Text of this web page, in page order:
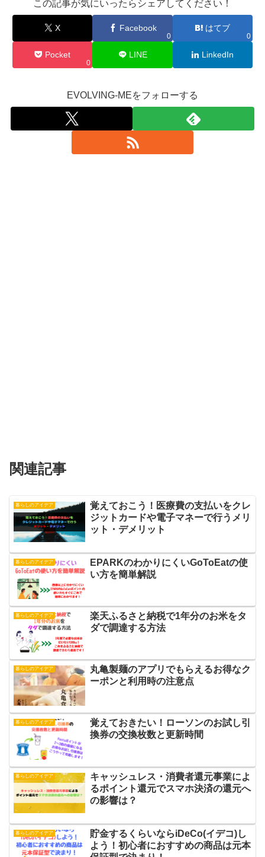
この記事が気にいったらシェアしてください！
X Facebook
0
はてブ
0
Pocket
0
LINE LinkedIn
EVOLVING-MEをフォローする
関連記事
暮らしのアイデア
覚えておこう！医療費の支払いをクレ
ジットカードや電子マネーで行うメリ
ット・デメリット
暮らしのアイデア
EPARKのわかりにくいGoToEatの使
い方を簡単解説
暮らしのアイデア
楽天ふるさと納税で1年分のお米をタ
ダで調達する方法
暮らしのアイデア
丸亀製麺のアプリでもらえるお得なク
ーポンと利用時の注意点
暮らしのアイデア
覚えておきたい！ローソンのお試し引
換券の交換枚数と更新時間
暮らしのアイデア
キャッシュレス・消費者還元事業によ
るポイント還元でスマホ決済の還元へ
の影響は？
暮らしのアイデア
貯金するくらいならiDeCo(イデコ)し
よう！初心者におすすめの商品は元本